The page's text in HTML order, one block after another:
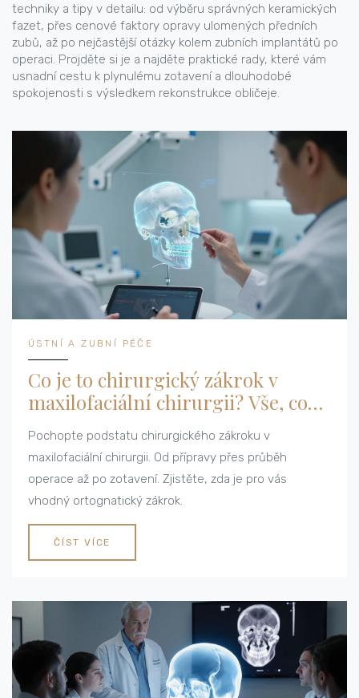
techniky a tipy v detailu: od výběru správných keramických
fazet, přes cenové faktory opravy ulomených předních
zubů, až po nejčastější otázky kolem zubních implantátů po
operaci. Projděte si je a najděte praktické rady, které vám
usnadní cestu k plynulému zotavení a dlouhodobé
spokojenosti s výsledkem rekonstrukce obličeje.
ÚSTNÍ A ZUBNÍ PÉČE
Co je to chirurgický zákrok v
maxilofaciální chirurgii? Vše, co
potřebujete vědět
Pochopte podstatu chirurgického zákroku v
maxilofaciální chirurgii. Od přípravy přes průběh
operace až po zotavení. Zjistěte, zda je pro vás
vhodný ortognatický zákrok.
ČÍST VÍCE